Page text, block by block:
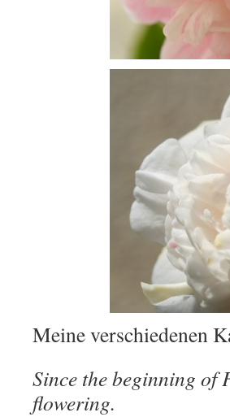
Meine verschiedenen
Since the beginning of
flowering.